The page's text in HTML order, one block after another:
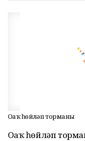
Оҙаҡ һөйләп торманы
Оҙаҡ һөйләп